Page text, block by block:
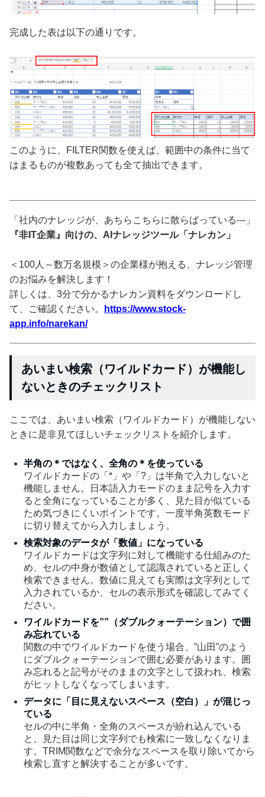
完成した表は以下の通りです。
このように、FILTER関数を使えば、範囲中の条件に当て
はまるものが複数あっても全て抽出できます。
「社内のナレッジが、あちらこちらに散らばっている---」
『非IT企業』向けの、AIナレッジツール「ナレカン」
＜100人～数万名規模＞の企業様が抱える、ナレッジ管理
のお悩みを解決します！
詳しくは、3分で分かるナレカン資料をダウンロードし
て、ご確認ください。
https://www.stock-
app.info/narekan/
あいまい検索（ワイルドカード）が機能し
ないときのチェックリスト
ここでは、あいまい検索（ワイルドカード）が機能しない
ときに是非見てほしいチェックリストを紹介します。
半角の＊ではなく、全角の＊を使っている
ワイルドカードの「*」や「?」は半角で入力しないと
機能しません。日本語入力モードのまま記号を入力す
ると全角になっていることが多く、見た目が似ている
ため気づきにくいポイントです。一度半角英数モード
に切り替えてから入力しましょう。
検索対象のデータが「数値」になっている
ワイルドカードは文字列に対して機能する仕組みのた
め、セルの中身が数値として認識されていると正しく
検索できません。数値に見えても実際は文字列として
入力されているか、セルの表示形式を確認してみてく
ださい。
ワイルドカードを””（ダブルクォーテーション）で囲
み忘れている
関数の中でワイルドカードを使う場合、”山田”のよう
にダブルクォーテーションで囲む必要があります。囲
み忘れると記号がそのままの文字として扱われ、検索
がヒットしなくなってしまいます。
データに「目に見えないスペース（空白）」が混じっ
ている
セルの中に半角・全角のスペースが紛れ込んでいる
と、見た目は同じ文字列でも検索に一致しなくなりま
す。TRIM関数などで余分なスペースを取り除いてから
検索し直すと解決することが多いです。